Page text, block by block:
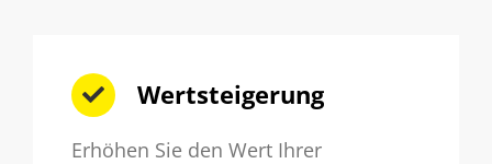
Wertsteigerung
Erhöhen Sie den Wert Ihrer